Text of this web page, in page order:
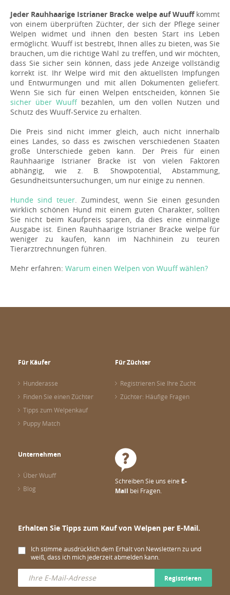
Jeder Rauhhaarige Istrianer Bracke welpe auf Wuuffkommt
von einem überprüften Züchter, der sich der Pflege seiner
Welpen widmet und ihnen den besten Start ins Leben
ermöglicht. Wuuff ist bestrebt, Ihnen alles zu bieten, was Sie
brauchen, um die richtige Wahl zu treffen, und wir möchten,
dass Sie sicher sein können, dass jede Anzeige vollständig
korrekt ist. Ihr Welpe wird mit den aktuellsten Impfungen
und Entwurmungen und mit allen Dokumenten geliefert.
Wenn Sie sich für einen Welpen entscheiden, können Sie
sicher über Wuuffbezahlen, um den vollen Nutzen und
Schutz des Wuuff-Service zu erhalten.
Die Preis sind nicht immer gleich, auch nicht innerhalb
eines Landes, so dass es zwischen verschiedenen Staaten
große Unterschiede geben kann. Der Preis für einen
Rauhhaarige Istrianer Bracke ist von vielen Faktoren
abhängig, wie z. B. Showpotential, Abstammung,
Gesundheitsuntersuchungen, um nur einige zu nennen.
Hunde sind teuer . Zumindest, wenn Sie einen gesunden
wirklich schönen Hund mit einem guten Charakter, sollten
Sie nicht beim Kaufpreis sparen, da dies eine einmalige
Ausgabe ist. Einen Rauhhaarige Istrianer Bracke welpe für
weniger zu kaufen, kann im Nachhinein zu teuren
Tierarztrechnungen führen.
Mehr erfahren: Warum einen Welpen von Wuuff wählen?
Für Käufer
Hunderasse
Finden Sie einen Züchter
Tipps zum Welpenkauf
Puppy Match
Für Züchter
Registrieren Sie Ihre Zucht
Züchter: Häufige Fragen
Unternehmen
Über Wuuff
Blog
Schreiben Sie uns eine E-
Mail bei Fragen.
Erhalten Sie Tipps zum Kauf von Welpen per E-Mail.
Ich stimme ausdrücklich dem Erhalt von Newslettern zu und
weiß, dass ich mich jederzeit abmelden kann.
Registrieren